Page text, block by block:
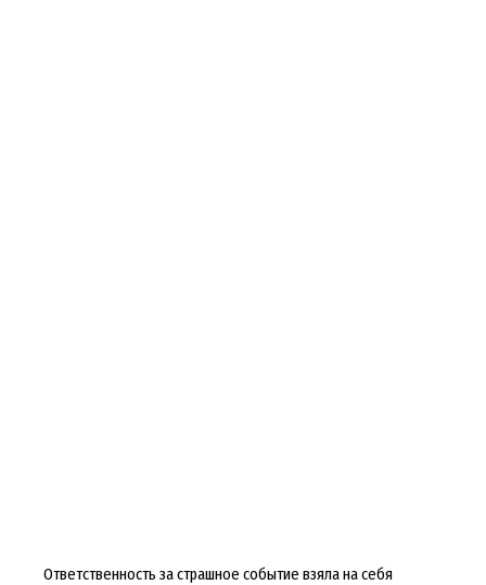
Ответственность за страшное событие взяла на себя